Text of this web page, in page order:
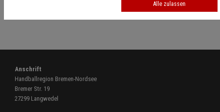
Anschrift
Handballregion Bremen-Nordsee
Bremer Str. 19
27299 Langwedel
Alle zulassen